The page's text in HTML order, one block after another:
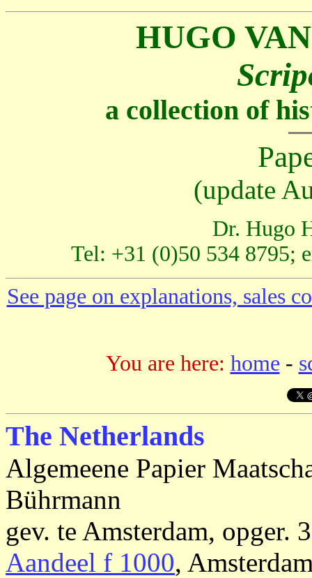
HUGO
a collection of
(update
Dr. Hugo
Tel: +31 (0)50 534 8795;
See page on explanations, sales
You are here: home -
The Netherlands
Algemeene Papier
Bührmann
gev. te Amsterdam, opger.
Aandeel f 1000,